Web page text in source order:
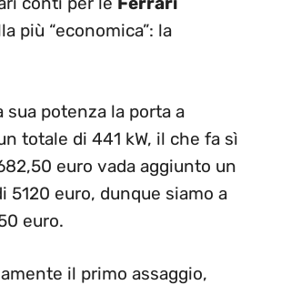
più “economica”: la
sua potenza la porta a
totale di 441 kW, il che fa sì
euro vada aggiunto un
5120 euro, dunque siamo a
euro.
il primo assaggio,